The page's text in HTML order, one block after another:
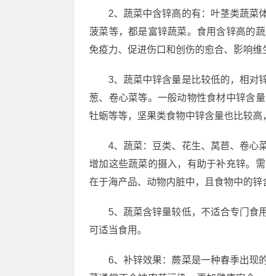
2、蔬菜中含锌高的有：叶茎类蔬菜
菠菜等，都是富锌蔬菜。食用含锌高的
免疫力、促进伤口和创伤的愈合、影响维
3、蔬菜中锌含量是比较低的，相对
葱、卷心菜等。一般动物性食材中锌含
牡蛎等等，坚果类食物中锌含量也比较高
4、蔬菜：豆类、花生、莴苣、卷心
增加这些蔬菜的摄入，有助于补充锌。
在于海产品、动物内脏中，且食物中的锌
5、蔬菜含锌量较低，不适合专门食
可适当食用。
6、补锌效果：蕨菜是一种春季出现